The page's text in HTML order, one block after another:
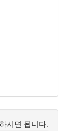
시면 됩니다.